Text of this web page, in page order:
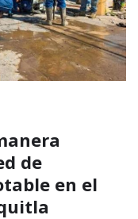
de
en el